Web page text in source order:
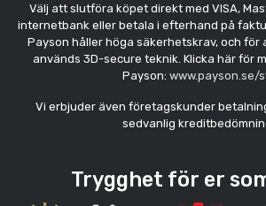
Välj att slutföra köpet direkt med VISA,
internetbank eller betala i efterhand på
Payson håller höga säkerhetskrav, och för
används 3D-secure teknik. Klicka här för
Payson: www.payson.se/
Vi erbjuder även företagskunder
sedvanlig
Trygghet för er